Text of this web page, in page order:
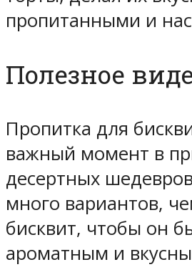
пропитанными и
Полезное
Пропитка для
важный момент в
десертных
много вариантов,
бисквит, чтобы он
ароматным и